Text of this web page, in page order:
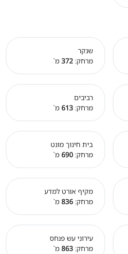
שנקר
מרחק: 372 מ`
רביבים
מרחק: 613 מ`
בית חינוך מונט
מרחק: 690 מ`
מקיף אורט למדע
מרחק: 836 מ`
עירוני עש פנחס
מרחק: 863 מ`